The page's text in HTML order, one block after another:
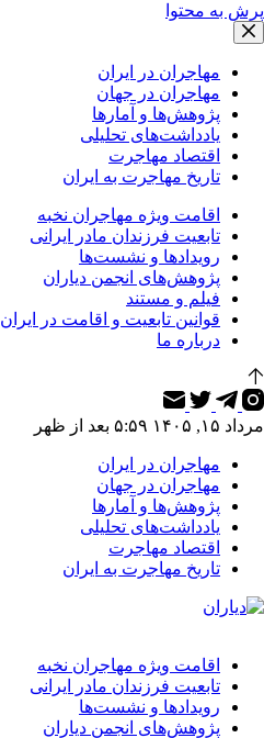
پرش به محتوا
مهاجران در ایران
مهاجران در جهان
پژوهش‌ها و آمارها
یادداشت‌های تحلیلی
اقتصاد مهاجرت
تاریخ مهاجرت به ایران
اقامت ویژه مهاجران نخبه
تابعیت فرزندان مادر ایرانی
رویدادها و نشست‌ها
پژوهش‌های انجمن دیاران
فیلم و مستند
قوانین تابعیت و اقامت در ایران
درباره ما
مرداد ۱۵, ۱۴۰۵ ۵:۵۹ بعد از ظهر
مهاجران در ایران
مهاجران در جهان
پژوهش‌ها و آمارها
یادداشت‌های تحلیلی
اقتصاد مهاجرت
تاریخ مهاجرت به ایران
اقامت ویژه مهاجران نخبه
تابعیت فرزندان مادر ایرانی
رویدادها و نشست‌ها
پژوهش‌های انجمن دیاران